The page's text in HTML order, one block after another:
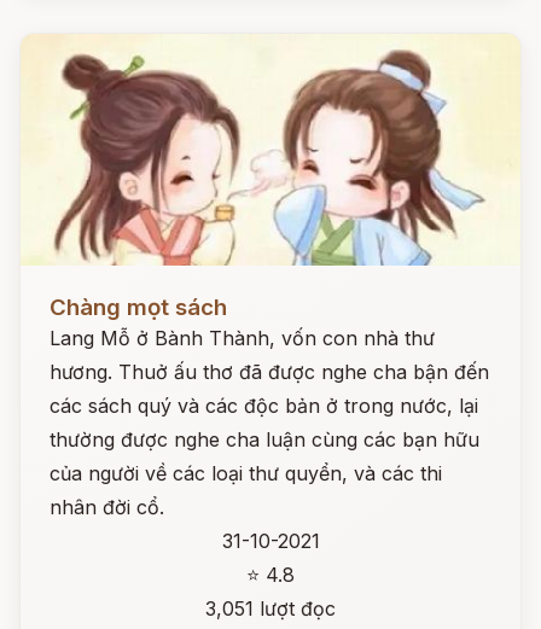
Chàng mọt sách
Lang Mỗ ở Bành Thành, vốn con nhà thư
hương. Thuở ấu thơ đã được nghe cha bận đến
các sách quý và các độc bản ở trong nước, lại
thường được nghe cha luận cùng các bạn hữu
của người về các loại thư quyển, và các thi
nhân đời cổ.
31-10-2021
⭐ 4.8
3,051 lượt đọc